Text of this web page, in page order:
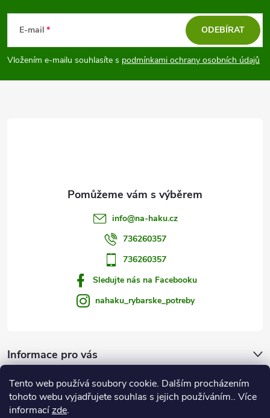
Tento web používá soubory cookie. Dalším procházením
tohoto webu vyjadřujete souhlas s jejich používáním.. Více
informacízde.
p
a
E-mail
Vložením e-mailu souhlasíte s podmínkami ochrany osobních údajů
ODEBÍRAT
Informace pro vás
Zprávy od vody
info@na-haku.cz
736260357
736260357
Sledujte nás na Facebooku
nahaku_rybarske_potreby